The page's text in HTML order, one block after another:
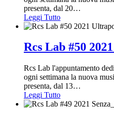
presenta, dal 20…
Leggi Tutto
Rcs Lab #50
Rcs Lab l'appuntamento
ogni settimana la nuova
presenta, dal 13…
Leggi Tutto